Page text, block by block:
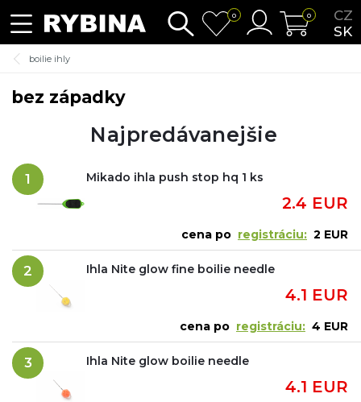
CZ
SK
0 0
boilie ihly
bez západky
Najpredávanejšie
1 Mikado ihla push stop hq 1 ks
2.4 EUR
cena po registráciu: 2 EUR
2 Ihla Nite glow fine boilie needle
4.1 EUR
cena po registráciu: 4 EUR
3 Ihla Nite glow boilie needle
4.1 EUR